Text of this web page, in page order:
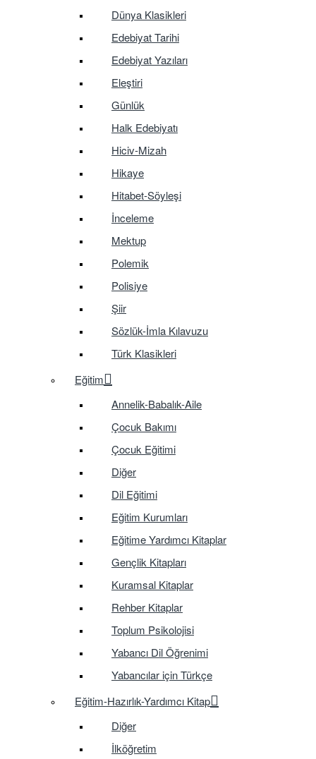
Dünya Klasikleri
Edebiyat Tarihi
Edebiyat Yazıları
Eleştiri
Günlük
Halk Edebiyatı
Hiciv-Mizah
Hikaye
Hitabet-Söyleşi
İnceleme
Mektup
Polemik
Polisiye
Şiir
Sözlük-İmla Kılavuzu
Türk Klasikleri
Eğitim
Annelik-Babalık-Aile
Çocuk Bakımı
Çocuk Eğitimi
Diğer
Dil Eğitimi
Eğitim Kurumları
Eğitime Yardımcı Kitaplar
Gençlik Kitapları
Kuramsal Kitaplar
Rehber Kitaplar
Toplum Psikolojisi
Yabancı Dil Öğrenimi
Yabancılar için Türkçe
Eğitim-Hazırlık-Yardımcı Kitap
Diğer
İlköğretim